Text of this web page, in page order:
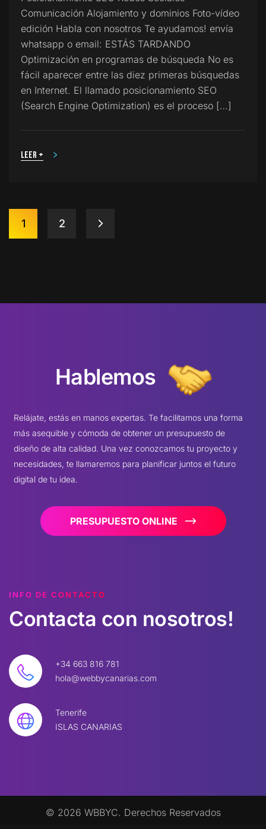
Comunicación Alojamiento y dominios Foto-vídeo
edición Habla con nosotros Te ayudamos! envía
whatsapp o email: ESTÁS TARDANDO
Optimización en programas de búsqueda No es
fácil aparecer entre las diez primeras búsquedas
en Internet. El llamado posicionamiento SEO
(Search Engine Optimization) es el proceso […]
Leer +
1 2
Hablemos
Relájate, estás en manos expertas. Te facilitamos una forma
más asequible y cómoda de obtener un presupuesto de
diseño de alta calidad. Una vez conozcamos tu proyecto y
necesidades, te llamaremos para planificar juntos el futuro
digital de tu idea.
PRESUPUESTO ONLINE
INFO DE CONTACTO
Contacta con nosotros!
+34 663 816 781
hola@webbycanarias.com
Tenerife
ISLAS CANARIAS
© 2026 WBBYC. Derechos Reservados